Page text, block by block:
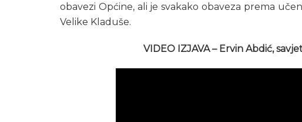
obavezi Općine, ali je svakako obaveza prema
Velike Kladuše.
VIDEO IZJAVA – Ervin Abdić,